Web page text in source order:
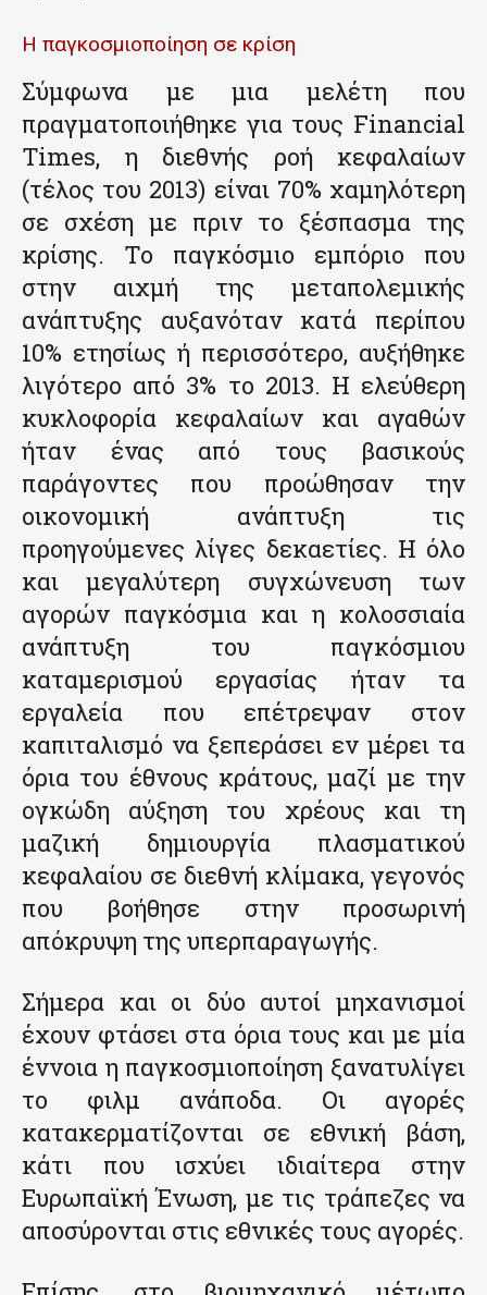
Η παγκοσμιοποίηση σε κρίση
Σύμφωνα με μια μελέτη που
πραγματοποιήθηκε για τους Financial
Times, η διεθνής ροή κεφαλαίων
(τέλος του 2013) είναι 70% χαμηλότερη
σε σχέση με πριν το ξέσπασμα της
κρίσης. Το παγκόσμιο εμπόριο που
στην αιχμή της μεταπολεμικής
ανάπτυξης αυξανόταν κατά περίπου
10% ετησίως ή περισσότερο, αυξήθηκε
λιγότερο από 3% το 2013. Η ελεύθερη
κυκλοφορία κεφαλαίων και αγαθών
ήταν ένας από τους βασικούς
παράγοντες που προώθησαν την
οικονομική ανάπτυξη τις
προηγούμενες λίγες δεκαετίες. Η όλο
και μεγαλύτερη συγχώνευση των
αγορών παγκόσμια και η κολοσσιαία
ανάπτυξη του παγκόσμιου
καταμερισμού εργασίας ήταν τα
εργαλεία που επέτρεψαν στον
καπιταλισμό να ξεπεράσει εν μέρει τα
όρια του έθνους κράτους, μαζί με την
ογκώδη αύξηση του χρέους και τη
μαζική δημιουργία πλασματικού
κεφαλαίου σε διεθνή κλίμακα, γεγονός
που βοήθησε στην προσωρινή
απόκρυψη της υπερπαραγωγής.
Σήμερα και οι δύο αυτοί μηχανισμοί
έχουν φτάσει στα όρια τους και με μία
έννοια η παγκοσμιοποίηση ξανατυλίγει
το φιλμ ανάποδα. Οι αγορές
κατακερματίζονται σε εθνική βάση,
κάτι που ισχύει ιδιαίτερα στην
Ευρωπαϊκή Ένωση, με τις τράπεζες να
αποσύρονται στις εθνικές τους αγορές.